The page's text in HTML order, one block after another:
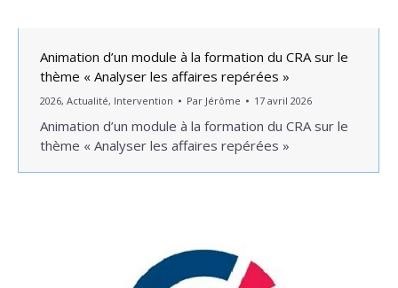
Animation d’un module à la formation du CRA sur le
thème « Analyser les affaires repérées »
2026, Actualité, Intervention Par Jérôme 17 avril 2026
Animation d’un module à la formation du CRA sur le
thème « Analyser les affaires repérées »